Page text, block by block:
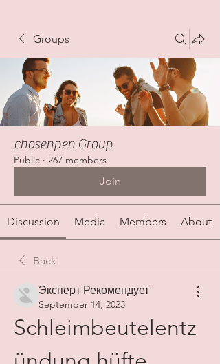
Groups
chosenpen Group
Public · 267 members
Join
Discussion Media Members About
Back
Эксперт Рекомендует
September 14, 2023
Schleimbeutelentz